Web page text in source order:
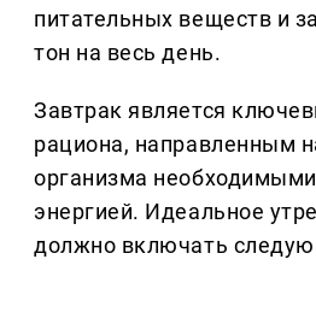
питательных веществ и
тон на весь день.
Завтрак является
рациона, направленным
организма
энергией. Идеальное
должно включать